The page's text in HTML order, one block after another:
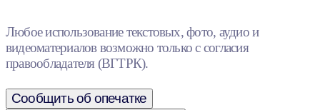
Любое использование текстовых, фото, аудио и
видеоматериалов возможно только с согласия
правообладателя (ВГТРК).
Сообщить об опечатке